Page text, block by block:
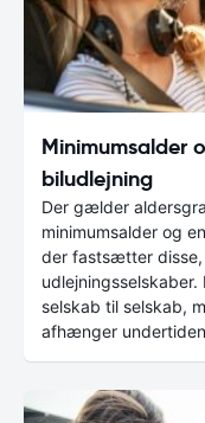
Minimumsalder
biludlejning
Der gælder
minimumsalder og
der fastsætter
selskab til selskab,
afhænger